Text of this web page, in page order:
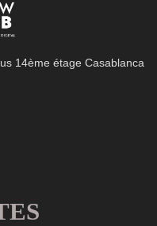
14ème étage Casablanca